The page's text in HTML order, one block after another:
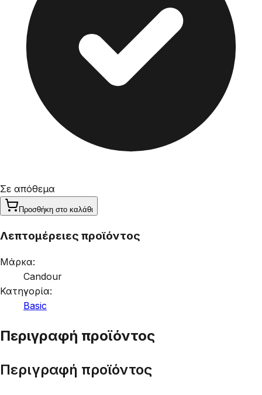
Σε απόθεμα
Προσθήκη στο καλάθι
Λεπτομέρειες προϊόντος
Μάρκα:
Candour
Κατηγορία:
Basic
Περιγραφή προϊόντος
Περιγραφή προϊόντος